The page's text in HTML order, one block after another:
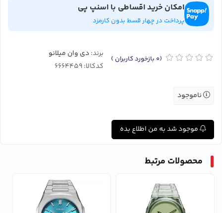
امکان خرید اقساطی با اسنپ پی
پرداخت در چهار قسط بدون کارمزد
(0 بازخورد کاربران ) برند:دی وان میلانو
کدکالا:
ناموجود
موجود شد به من اطلاع بده
محصولات مرتبط